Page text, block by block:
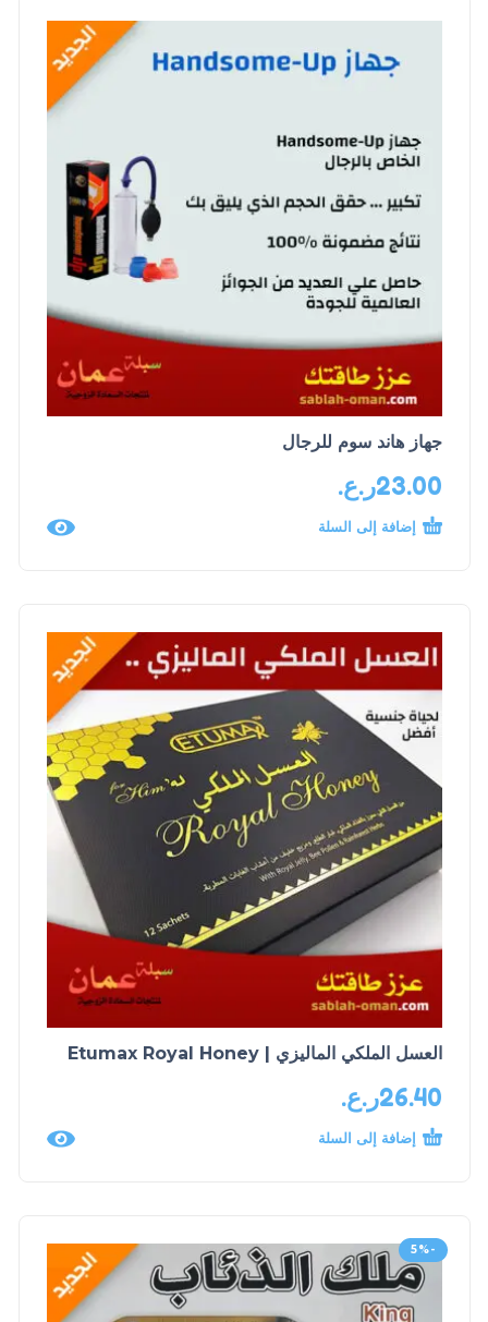
جهاز هاند سوم للرجال
23.00ر.ع.
إضافة إلى السلة
العسل الملكي الماليزي | Etumax Royal Honey
26.40ر.ع.
إضافة إلى السلة
-5%